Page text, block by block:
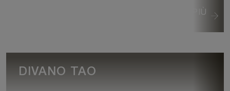
VEDI DI PIÙ
DIVANO TAO